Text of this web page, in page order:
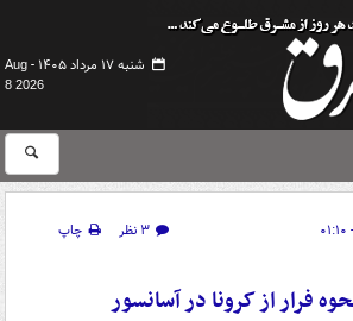
شنبه ۱۷ مرداد ۱۴۰۵ -
Aug
8 2026
۳ نظر
چاپ
فرار از کرونا در آسانسور